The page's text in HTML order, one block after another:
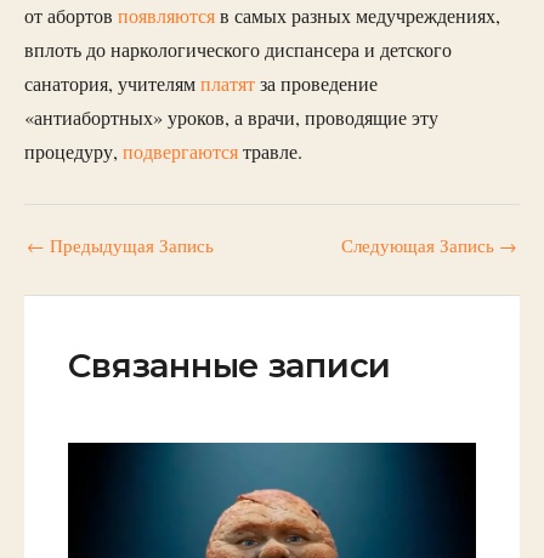
от абортов появляютсяв самых разных медучреждениях,
вплоть до наркологического диспансера и детского
санатория, учителямплатятза проведение
«антиабортных» уроков, а врачи, проводящие эту
процедуру, подвергаютсятравле.
← Предыдущая Запись Следующая Запись →
Связанные записи